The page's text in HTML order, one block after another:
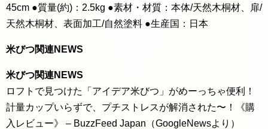
45cm ●質量(約)：2.5kg ●素材・材質：本体/天然木桐材、扉/
天然木桐材、表面加工/自然塗料 ●生産国：日本
米びつ関連NEWS
米びつ関連NEWS
ロフトで見つけた「アイデア米びつ」がめーっちゃ便利！
計量カップいらずで、プチストレスが解消された〜！《購
入レビュー》 – BuzzFeed Japan（GoogleNewsより）